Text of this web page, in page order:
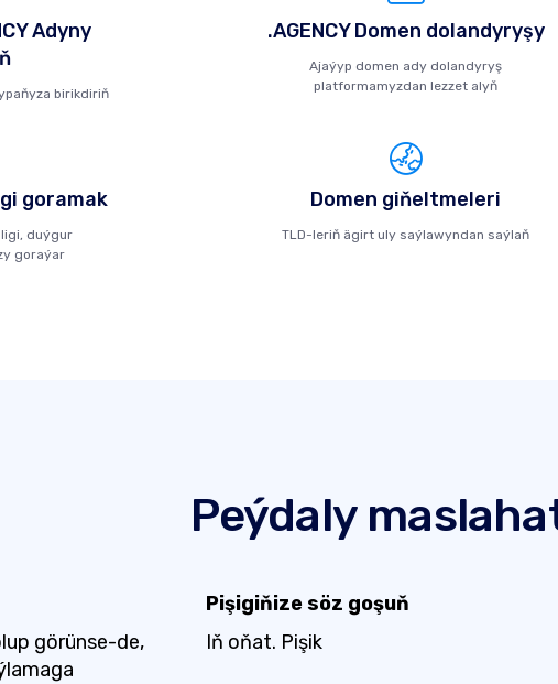
Adyny
birikdiriň
.AGENCY Domen dolandyryşy
Ajaýyp domen ady dolandyryş
platformamyzdan lezzet alyň
goramak
duýgur
goraýar
Domen giňeltmeleri
TLD-leriň ägirt uly saýlawyndan saýlaň
Peýdaly
görünse-de,
Pişigiňize söz goşuň
Iň oňat. Pişik